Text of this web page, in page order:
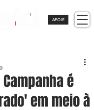
APOIE
é
em meio à